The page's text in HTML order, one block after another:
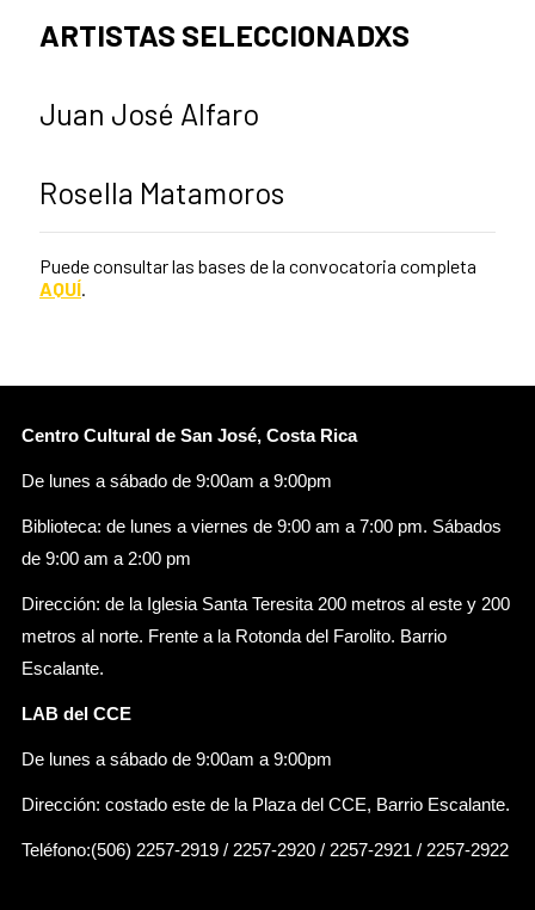
ARTISTAS SELECCIONADXS
Juan José Alfaro
Rosella Matamoros
Puede consultar las bases de la convocatoria completa
AQUÍ
Centro Cultural de San José, Costa Rica
De lunes a sábado de 9:00am a 9:00pm
Biblioteca: de lunes a viernes de 9:00 am a 7:00 pm. Sábados
de 9:00 am a 2:00 pm
Dirección: de la Iglesia Santa Teresita 200 metros al este y 200
metros al norte. Frente a la Rotonda del Farolito. Barrio
Escalante.
LAB del CCE
De lunes a sábado de 9:00am a 9:00pm
Dirección: costado este de la Plaza del CCE, Barrio Escalante.
Teléfono:(506) 2257-2919 / 2257-2920 / 2257-2921 / 2257-2922